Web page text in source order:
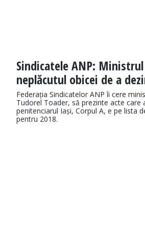
Sindicatele ANP:
neplăcutul obicei de a
Federația Sindicatelor ANP îi cere
Tudorel Toader, să prezinte acte care
penitenciarul Iași, Corpul A, e pe lista
pentru 2018.